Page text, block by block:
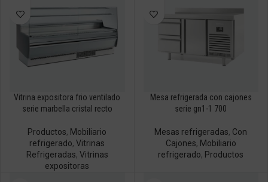
Vitrina expositora frio ventilado
serie marbella cristal recto
Productos, Mobiliario
refrigerado,Vitrinas
Refrigeradas, Vitrinas
expositoras
Mesa refrigerada con cajones
serie gn1-1 700
Mesas refrigeradas, Con
Cajones, Mobiliario
refrigerado, Productos